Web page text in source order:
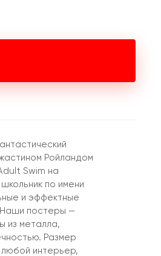
Ройландом
Swim на
по имени
и эффектные
постеры —
из металла,
Размер
любой интерьер,